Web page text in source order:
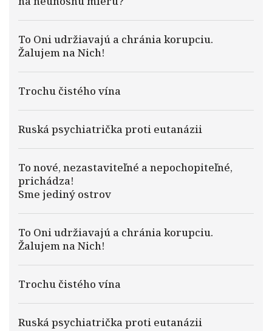
To Oni udržiavajú a chránia korupciu.
Žalujem na Nich!
Trochu čistého vína
Ruská psychiatrička proti eutanázii
To nové, nezastaviteľné a nepochopiteľné,
prichádza!
Sme jediný ostrov
To Oni udržiavajú a chránia korupciu.
Žalujem na Nich!
Trochu čistého vína
Ruská psychiatrička proti eutanázii